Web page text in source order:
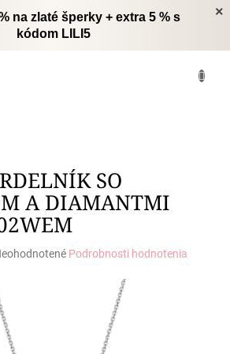
×
na zlaté šperky + extra 5 % s
kódom LILI5
SO
A DIAMANTMI
Podrobnosti hodnotenia